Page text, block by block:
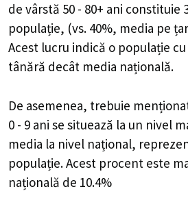
de vârstă 50 - 80+ ani constituie
populație, (vs. 40%, media pe
Acest lucru indică o populație
tânără decât media națională.
De asemenea, trebuie
0 - 9 ani se situează la un nivel
media la nivel național,
populație. Acest procent este
națională de 10.4%